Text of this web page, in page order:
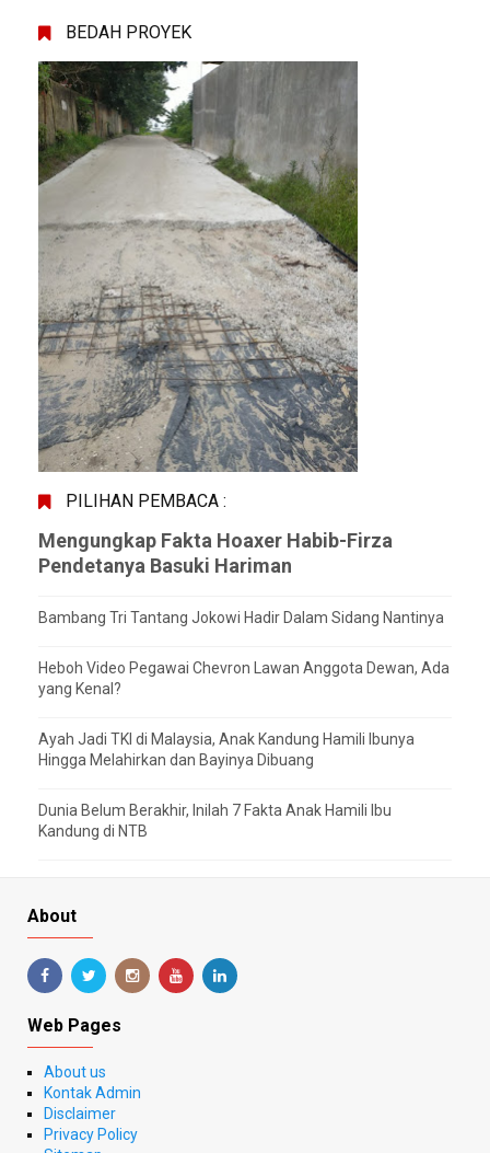
BEDAH PROYEK
PILIHAN PEMBACA :
Mengungkap Fakta Hoaxer Habib-Firza
Pendetanya Basuki Hariman
Bambang Tri Tantang Jokowi Hadir Dalam Sidang Nantinya
Heboh Video Pegawai Chevron Lawan Anggota Dewan, Ada
yang Kenal?
Ayah Jadi TKI di Malaysia, Anak Kandung Hamili Ibunya
Hingga Melahirkan dan Bayinya Dibuang
Dunia Belum Berakhir, Inilah 7 Fakta Anak Hamili Ibu
Kandung di NTB
About
Web Pages
About us
Kontak Admin
Disclaimer
Privacy Policy